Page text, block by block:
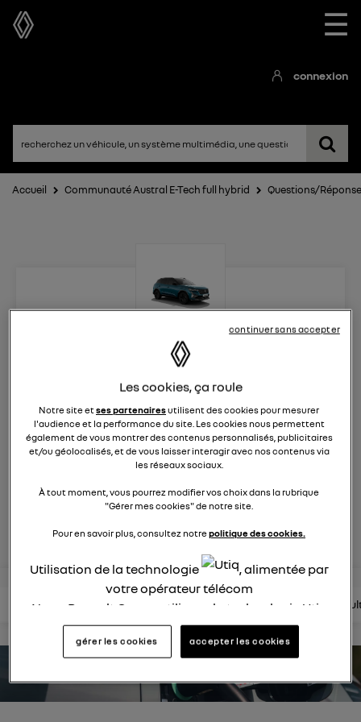
☰
connexion
Accueil Communauté Austral E-Tech full hybrid Questions/
Austral E-Tech full hybrid
Hybride RENAULT
membres
une nouvelle vision hybride du suv
lire les questions lire les articles consultez la brochure
Les cookies, ça roule
Notre site etses partenairesutilisent des cookies pour mesurer
l'audience et la performance du site. Les cookies nous permettent
également de vous montrer des contenus personnalisés, publicitaires
et/ou géolocalisés, et de vous laisser interagir avec nos contenus via
les réseaux sociaux.
À tout moment, vous pourrez modifier vos choix dans la rubrique
"Gérer mes cookies" de notre site.
Pour en savoir plus, consultez notrepolitique des cookies.
Utilisation de la technologie
, alimentée par
votre opérateur télécom
Nous, Renault Group, utilisons la technologie Utiq
pour nos activités digitales (telles que décrites
dans cette notice de consentement) et liées à
utilisez une connexion internet fournie parun
opérateur télécom participantet que vous
gérer les cookies accepter les cookies
continuer sans accepter